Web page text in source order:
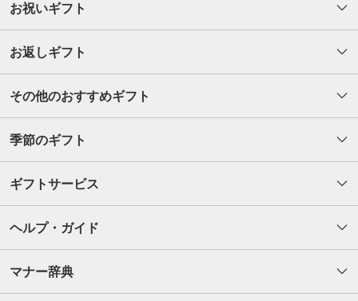
お祝いギフト
お返しギフト
その他のおすすめギフト
季節のギフト
ギフトサービス
ヘルプ・ガイド
マナー辞典